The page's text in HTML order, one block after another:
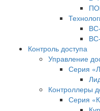
Контроль доступа
Управление
Серия
Контроллеры
Серия